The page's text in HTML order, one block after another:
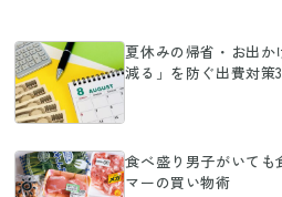
夏休みの帰省・お出
減る」を防ぐ出費対策
食べ盛り男子がいても
マーの買い物術